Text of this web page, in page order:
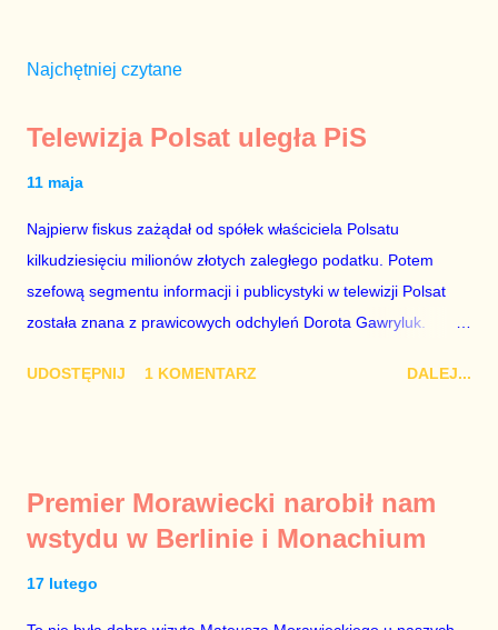
Najchętniej czytane
Telewizja Polsat uległa PiS
11 maja
Najpierw fiskus zażądał od spółek właściciela Polsatu
kilkudziesięciu milionów złotych zaległego podatku. Potem
szefową segmentu informacji i publicystyki w telewizji Polsat
została znana z prawicowych odchyleń Dorota Gawryluk.
marionetka partii rządzącej, żona agenta SB, który jest obecnie
tylko tam, gdzie nie ma trudnych pytań. Taki obrót spraw
przyjmuję ze smutkiem. Właściciela Polsatu – Zygmunta
UDOSTĘPNIJ 1 KOMENTARZ DALEJ...
Premier Morawiecki narobił nam
wstydu w Berlinie i Monachium
17 lutego